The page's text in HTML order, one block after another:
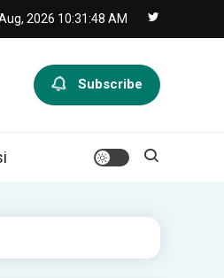
2026 10:31:49 AM
Subscribe